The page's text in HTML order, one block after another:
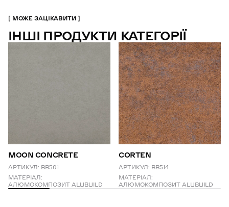
МОЖЕ ЗАЦІКАВИТИ
ІНШІ ПРОДУКТИ КАТЕГОРІЇ
MOON CONCRETE
АРТИКУЛ: BB501
МАТЕРІАЛ:
АЛЮМОКОМПОЗИТ ALUBUILD
CORTEN
АРТИКУЛ: BB514
МАТЕРІАЛ:
АЛЮМОКОМПОЗИТ ALUBUILD